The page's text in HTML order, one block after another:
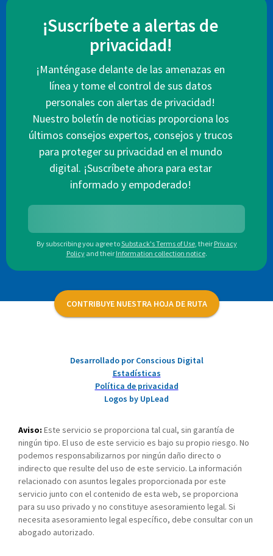
¡Suscríbete a alertas de
privacidad!
¡Manténgase delante de las amenazas en
línea y tome el control de sus datos
personales con alertas de privacidad!
Nuestro boletín de noticias proporciona los
últimos consejos expertos, consejos y trucos
para proteger su privacidad en el mundo
digital. ¡Suscríbete ahora para estar
informado y empoderado!
By subscribing you agree toSubstack's Terms of Use, their Privacy
Policy and their Information collection notice.
CONTRIBUYE NUESTRA HOJA DE RUTA
Desarrollado por Conscious Digital
Estadísticas
Política de privacidad
Logos by UpLead
Aviso: Este servicio se proporciona tal cual, sin garantía de
ningún tipo. El uso de este servicio es bajo su propio riesgo. No
podemos responsabilizarnos por ningún daño directo o
indirecto que resulte del uso de este servicio. La información
relacionado con asuntos legales proporcionada por este
servicio junto con el contenido de esta web, se proporciona
para su uso privado y no constituye asesoramiento legal. Si
necesita asesoramiento legal específico, debe consultar con un
abogado autorizado.